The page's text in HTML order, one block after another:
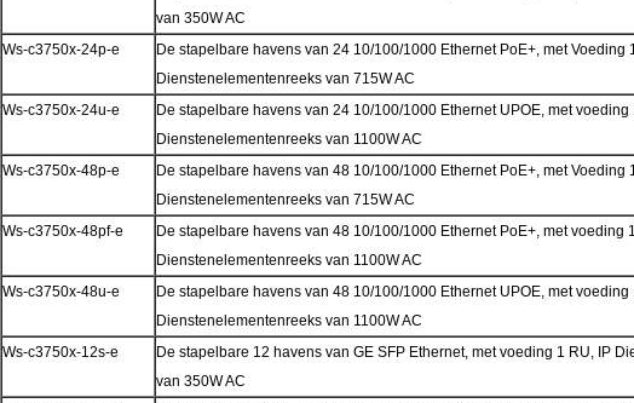
van 350W AC
Ws-c3750x-24p-e
De stapelbare havens van 24 10/100/1000 Ethernet PoE+, met Voeding
Dienstenelementenreeks van 715W AC
Ws-c3750x-24u-e
De stapelbare havens van 24 10/100/1000 Ethernet UPOE, met voeding
Dienstenelementenreeks van 1100W AC
Ws-c3750x-48p-e
De stapelbare havens van 48 10/100/1000 Ethernet PoE+, met Voeding
Dienstenelementenreeks van 715W AC
Ws-c3750x-48pf-e
De stapelbare havens van 48 10/100/1000 Ethernet PoE+, met voeding
Dienstenelementenreeks van 1100W AC
Ws-c3750x-48u-e
De stapelbare havens van 48 10/100/1000 Ethernet UPOE, met voeding
Dienstenelementenreeks van 1100W AC
Ws-c3750x-12s-e
De stapelbare 12 havens van GE SFP Ethernet, met voeding 1 RU, IP
van 350W AC